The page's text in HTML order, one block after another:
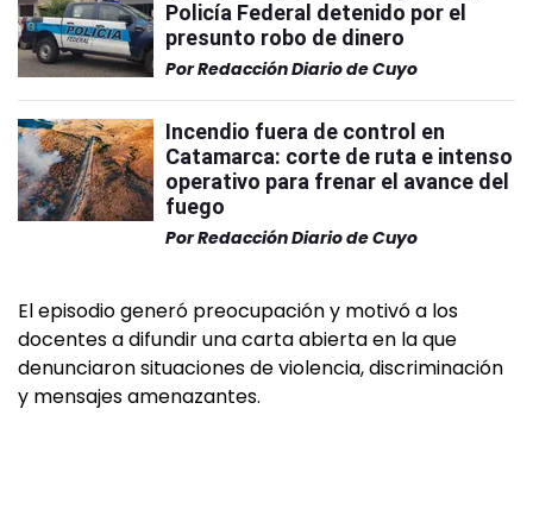
Policía Federal detenido por el
presunto robo de dinero
PorRedacción Diario de Cuyo
Incendio fuera de control en
Catamarca: corte de ruta e intenso
operativo para frenar el avance del
fuego
PorRedacción Diario de Cuyo
El episodio generó preocupación y motivó a los
docentes a difundir una carta abierta en la que
denunciaron situaciones de violencia, discriminación
y mensajes amenazantes.